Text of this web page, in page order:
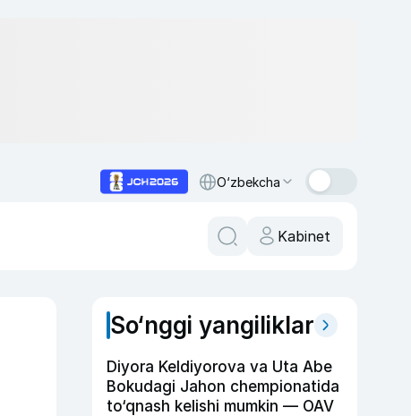
O‘zbekcha
Kabinet
So‘nggi yangiliklar
Diyora Keldiyorova va Uta Abe
Bokudagi Jahon chempionatida
to‘qnash kelishi mumkin — OAV